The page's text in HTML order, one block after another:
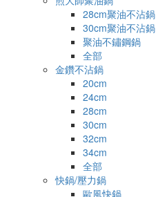
28cm聚油不沾鍋
30cm聚油不沾鍋
聚油不鏽鋼鍋
全部
金鑽不沾鍋
20cm
24cm
28cm
30cm
32cm
34cm
全部
快鍋/壓力鍋
歐風快鍋